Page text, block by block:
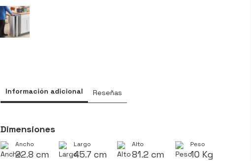
Información adicional Reseñas
Dimensiones
Ancho
22.8 cm
Largo
45.7 cm
Alto
81.2 cm
Peso
10 Kg